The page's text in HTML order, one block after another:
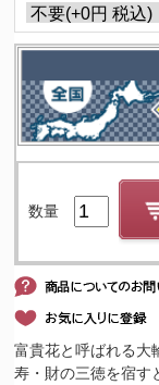
数量
富貴花と呼ばれる大
寿・財の三徳を宿